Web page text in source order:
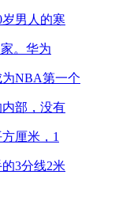
男人的寒
。华为
NBA第一个
部，没有
厘米，1
3分线2米